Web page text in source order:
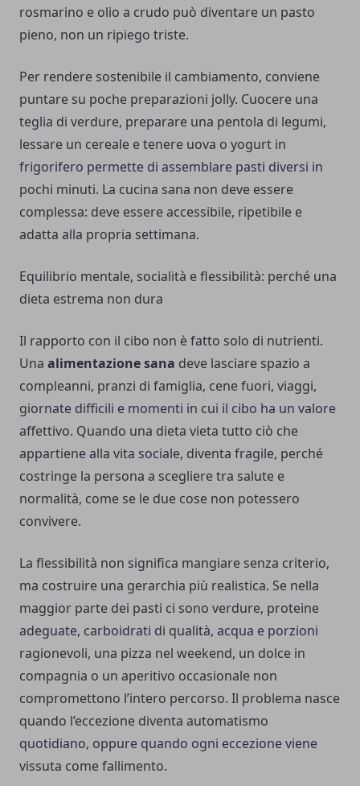
rosmarino e olio a crudo può diventare un pasto
pieno, non un ripiego triste.
Per rendere sostenibile il cambiamento, conviene
puntare su poche preparazioni jolly. Cuocere una
teglia di verdure, preparare una pentola di legumi,
lessare un cereale e tenere uova o yogurt in
frigorifero permette di assemblare pasti diversi in
pochi minuti. La cucina sana non deve essere
complessa: deve essere accessibile, ripetibile e
adatta alla propria settimana.
Equilibrio mentale, socialità e flessibilità: perché una
dieta estrema non dura
Il rapporto con il cibo non è fatto solo di nutrienti.
Una alimentazione sana deve lasciare spazio a
compleanni, pranzi di famiglia, cene fuori, viaggi,
giornate difficili e momenti in cui il cibo ha un valore
affettivo. Quando una dieta vieta tutto ciò che
appartiene alla vita sociale, diventa fragile, perché
costringe la persona a scegliere tra salute e
normalità, come se le due cose non potessero
convivere.
La flessibilità non significa mangiare senza criterio,
ma costruire una gerarchia più realistica. Se nella
maggior parte dei pasti ci sono verdure, proteine
adeguate, carboidrati di qualità, acqua e porzioni
ragionevoli, una pizza nel weekend, un dolce in
compagnia o un aperitivo occasionale non
compromettono l’intero percorso. Il problema nasce
quando l’eccezione diventa automatismo
quotidiano, oppure quando ogni eccezione viene
vissuta come fallimento.